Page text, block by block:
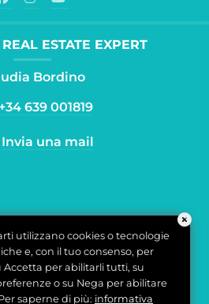
ESTATE EXPERT
Bordino
+34 639 001819
Invia una mail
utilizzano cookies o tecnologie
e, con il tuo consenso, per
Accetta per abilitarli tutti, su
o su Nega per abilitare
saperne di più: informativa